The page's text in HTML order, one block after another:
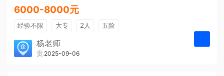
6000-8000元
经验不限 大专 2人
五险
带薪年假
年终奖
免费培训
包住宿
杨老师
贵州大美前程文化发展有限公司
2025-09-06